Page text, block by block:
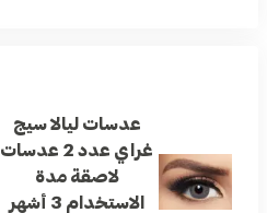
عدسات ليالا سيج
غراي عدد 2 عدسات
لاصقة مدة
الاستخدام 3 أشهر